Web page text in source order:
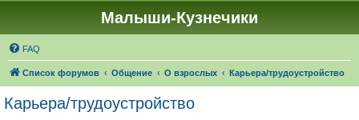
Малыши-Кузнечики
FAQ
Список форумов Общение О взрослых Карьера/трудоустройство
Карьера/трудоустройство